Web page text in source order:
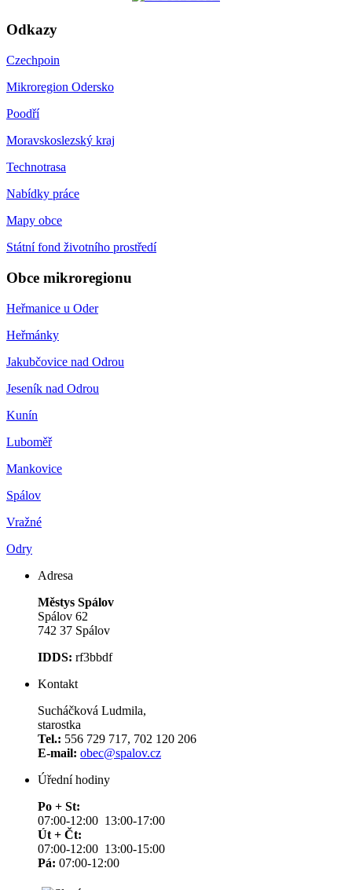
Odkazy
Czechpoin
Mikroregion Odersko
Poodří
Moravskoslezský kraj
Technotrasa
Nabídky práce
Mapy obce
Státní fond životního prostředí
Obce mikroregionu
Heřmanice u Oder
Heřmánky
Jakubčovice nad Odrou
Jeseník nad Odrou
Kunín
Luboměř
Mankovice
Spálov
Vražné
Odry
Adresa
Městys Spálov
Spálov 62
742 37 Spálov
IDDS: rf3bbdf
Kontakt
Sucháčková Ludmila,
starostka
Tel.: 556 729 717, 702 120 206
E-mail: obec@spalov.cz
Úřední hodiny
Po + St:
07:00-12:00 13:00-17:00
Út + Čt:
07:00-12:00 13:00-15:00
Pá: 07:00-12:00